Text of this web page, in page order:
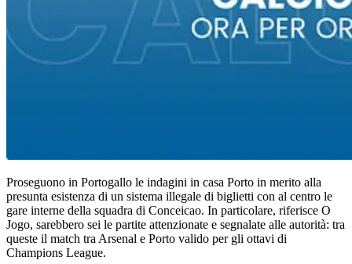
Proseguono in Portogallo le indagini in casa Porto in merito alla
presunta esistenza di un sistema illegale di biglietti con al centro le
gare interne della squadra di Conceicao. In particolare, riferisce O
Jogo, sarebbero sei le partite attenzionate e segnalate alle autorità: tra
queste il match tra Arsenal e Porto valido per gli ottavi di
Champions League.